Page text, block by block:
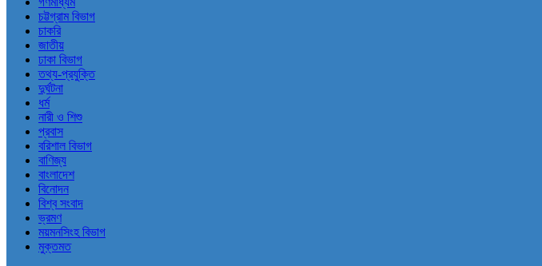
চট্টগ্রাম বিভাগ
চাকরি
জাতীয়
ঢাকা বিভাগ
তথ্য-প্রযুক্তি
দুর্ঘটনা
ধর্ম
নারী ও শিশু
প্রবাস
বরিশাল বিভাগ
বাণিজ্য
বাংলাদেশ
বিনোদন
বিশ্ব সংবাদ
ভ্রমণ
ময়মনসিংহ বিভাগ
মুক্তমত